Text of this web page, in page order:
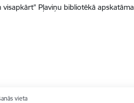
visapkārt" Pļaviņu bibliotēkā apskatāma
vieta